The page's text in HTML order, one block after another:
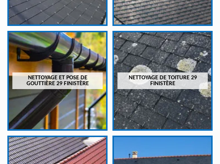
NETTOYAGE ET POSE DE
GOUTTIÈRE 29 FINISTÈRE
NETTOYAGE DE TOITURE 29
FINISTÈRE